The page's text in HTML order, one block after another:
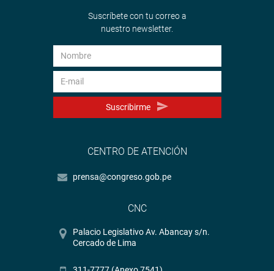
Suscríbete con tu correo a
nuestro newsletter.
Suscribirme
CENTRO DE ATENCIÓN
prensa@congreso.gob.pe
CNC
Palacio Legislativo Av. Abancay s/n.
Cercado de Lima